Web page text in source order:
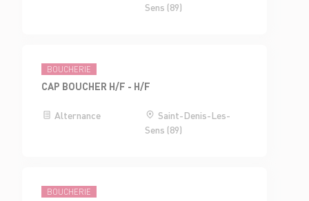
Sens (89)
BOUCHERIE
CAP BOUCHER H/F - H/F
Alternance
Saint-Denis-Les-
Sens (89)
BOUCHERIE